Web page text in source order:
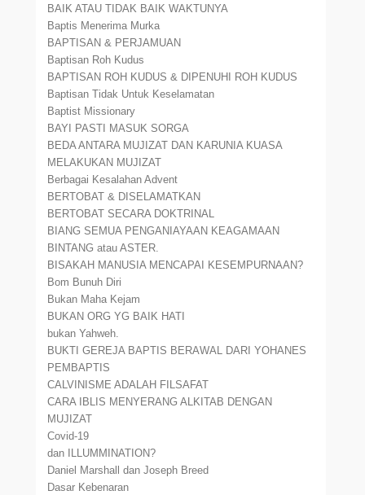
BAIK ATAU TIDAK BAIK WAKTUNYA
Baptis Menerima Murka
BAPTISAN & PERJAMUAN
Baptisan Roh Kudus
BAPTISAN ROH KUDUS & DIPENUHI ROH KUDUS
Baptisan Tidak Untuk Keselamatan
Baptist Missionary
BAYI PASTI MASUK SORGA
BEDA ANTARA MUJIZAT DAN KARUNIA KUASA
MELAKUKAN MUJIZAT
Berbagai Kesalahan Advent
BERTOBAT & DISELAMATKAN
BERTOBAT SECARA DOKTRINAL
BIANG SEMUA PENGANIAYAAN KEAGAMAAN
BINTANG atau ASTER.
BISAKAH MANUSIA MENCAPAI KESEMPURNAAN?
Bom Bunuh Diri
Bukan Maha Kejam
BUKAN ORG YG BAIK HATI
bukan Yahweh.
BUKTI GEREJA BAPTIS BERAWAL DARI YOHANES
PEMBAPTIS
CALVINISME ADALAH FILSAFAT
CARA IBLIS MENYERANG ALKITAB DENGAN
MUJIZAT
Covid-19
dan ILLUMMINATION?
Daniel Marshall dan Joseph Breed
Dasar Kebenaran